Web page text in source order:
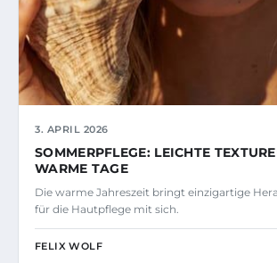
3. APRIL 2026
SOMMERPFLEGE: LEICHTE
WARME TAGE
Die warme Jahreszeit bringt einzigartige
für die Hautpflege mit sich.
FELIX WOLF